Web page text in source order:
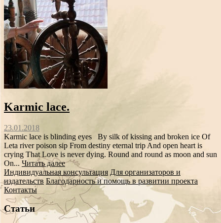
Karmic lace.
23.01.2018
Karmic lace is blinding eyes By silk of kissing and broken ice Of
Leta river poison sip From destiny eternal trip And open heart is
crying That Love is never dying. Round and round as moon and sun
On... Читать далее
Индивидуальная консультация Для организаторов и
издательств Благодарность и помощь в развитии проекта
Контакты
Статьи